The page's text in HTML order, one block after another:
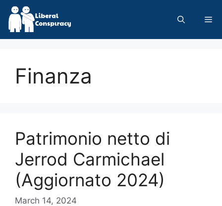
Skip
content
Finanza
Patrimonio netto di
Jerrod Carmichael
(Aggiornato 2024)
March 14, 2024